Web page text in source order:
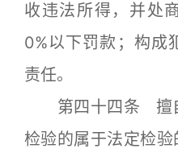
收违法所得，并处
0%以下罚款；构成
责任。
第四十四条 擅自
检验的属于法定检